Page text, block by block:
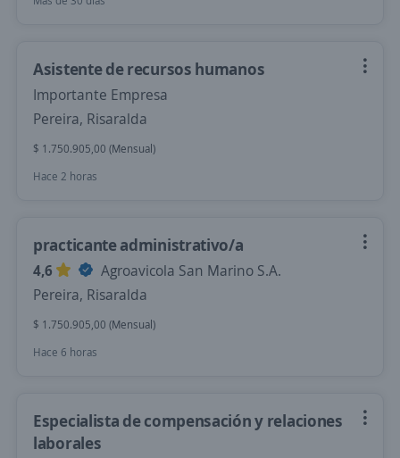
Asistente de recursos humanos
Importante Empresa
Pereira, Risaralda
$ 1.750.905,00 (Mensual)
Hace 2 horas
practicante administrativo/a
4,6
Agroavicola San Marino S.A.
Pereira, Risaralda
$ 1.750.905,00 (Mensual)
Hace 6 horas
Especialista de compensación y relaciones
laborales